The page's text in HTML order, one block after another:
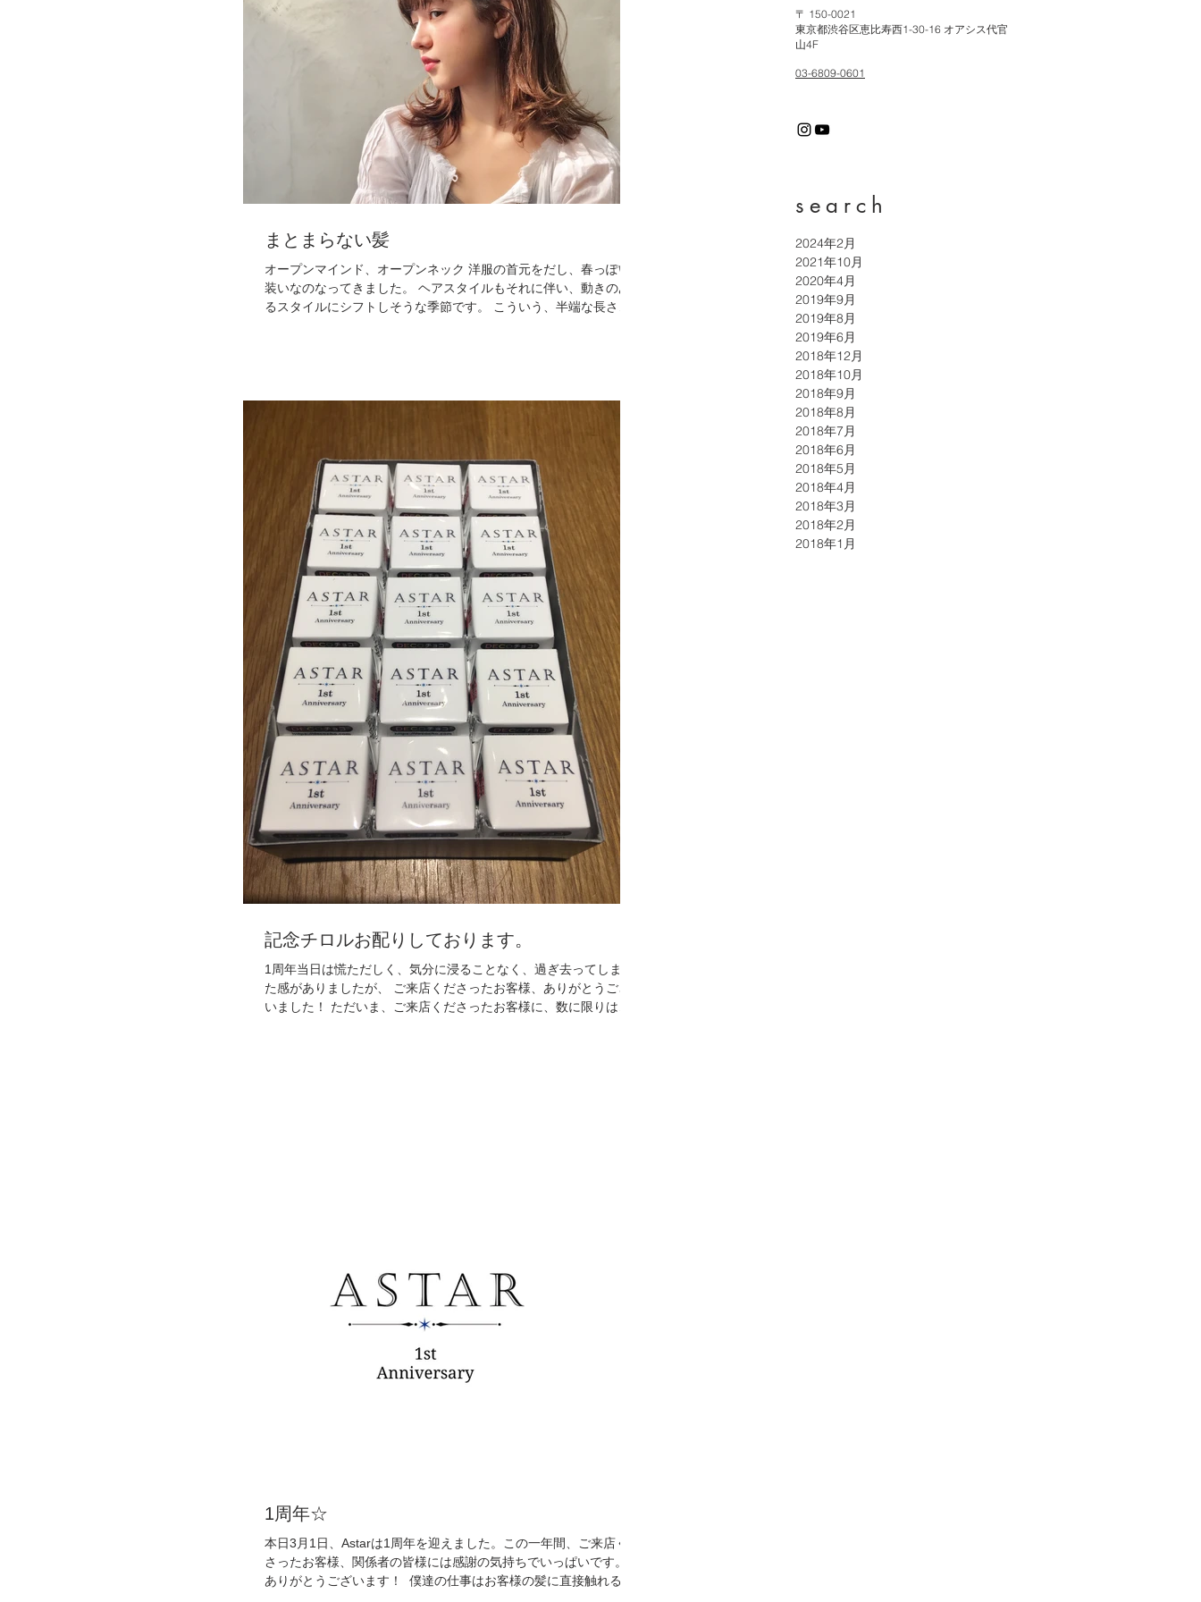
〒 150-0021
東京都渋谷区恵比寿西1-30-16 オアシス代官
山4F
03-6809-0601
search
2024年2月
2021年10月
2020年4月
2019年9月
2019年8月
2019年6月
2018年12月
2018年10月
2018年9月
2018年8月
2018年7月
2018年6月
2018年5月
2018年4月
2018年3月
2018年2月
2018年1月
まとまらない髪
オープンマインド、オープンネック 洋服の首元をだし、春っぽい
装いなのなってきました。 ヘアスタイルもそれに伴い、動きのあ
るスタイルにシフトしそうな季節です。 こういう、半端な長さは
記念チロルお配りしております。
1周年当日は慌ただしく、気分に浸ることなく、過ぎ去ってしまっ
た感がありましたが、 ご来店くださったお客様、ありがとうござ
いました！ ただいま、ご来店くださったお客様に、数に限りはあ
1周年☆
本日3月1日、Astarは1周年を迎えました。この一年間、ご来店くだ
さったお客様、関係者の皆様には感謝の気持ちでいっぱいです。ㅤㅤㅤㅤㅤㅤㅤㅤㅤㅤㅤㅤㅤ
ありがとうございます！ ㅤㅤㅤㅤㅤㅤㅤㅤㅤㅤㅤㅤㅤ 僕達の仕事はお客様の髪に直接触れるマ